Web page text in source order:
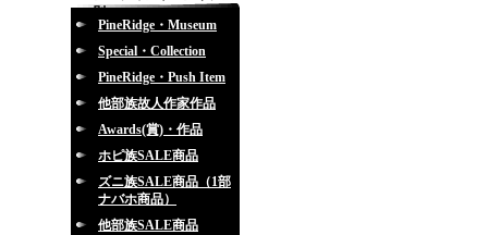
別
PineRidge・Museum
Special・Collection
PineRidge・Push Item
他部族故人作家作品
Awards(賞)・作品
ホピ族SALE商品
ズニ族SALE商品（1部
ナバホ商品）
他部族SALE商品